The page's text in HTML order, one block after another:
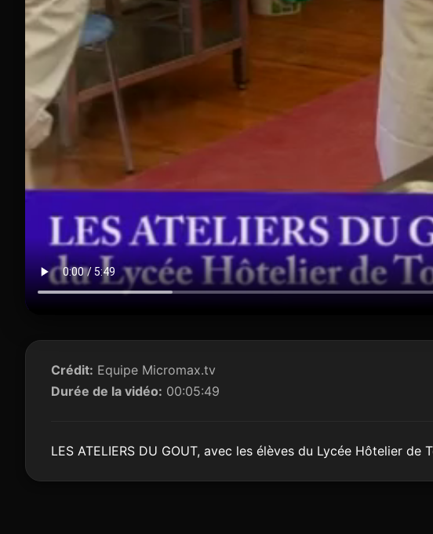
Crédit: Equipe Micromax.tv
Durée de la vidéo: 00:05:49
LES ATELIERS DU GOUT, avec les élèves du Lycée Hôtelier de